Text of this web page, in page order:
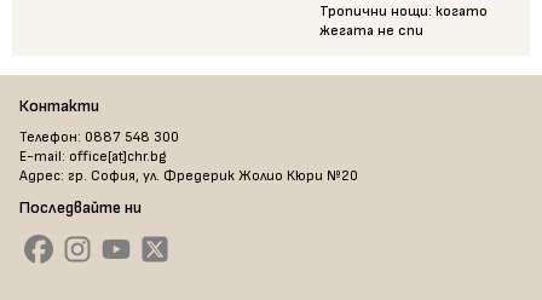
Тропични нощи: когато
жегата не спи
Контакти
Телефон: 0887 548 300
E-mail: office[at]chr.bg
Адрес: гр. София, ул. Фредерик Жолио Кюри №20
Последвайте ни